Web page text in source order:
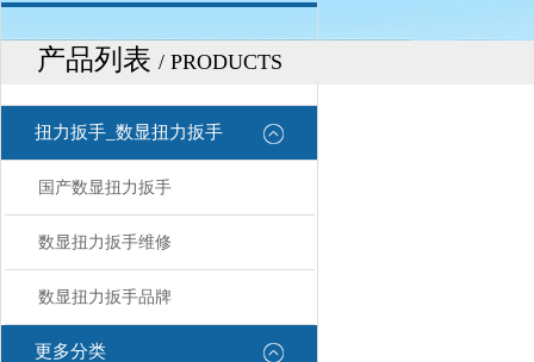
产品列表 / PRODUCTS
扭力扳手_数显扭力扳手
国产数显扭力扳手
数显扭力扳手维修
数显扭力扳手品牌
更多分类